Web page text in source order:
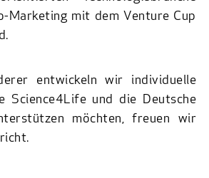
Marketing mit dem Venture Cup
entwickeln wir individuelle
Science4Life und die Deutsche
möchten, freuen wir